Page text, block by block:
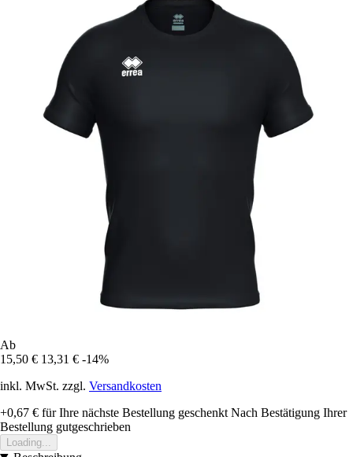
Ab
15,50 € 13,31 € -14%
inkl. MwSt. zzgl. Versandkosten
+0,67 € für Ihre nächste Bestellung geschenkt Nach Bestätigung Ihrer
Bestellung gutgeschrieben
Loading...